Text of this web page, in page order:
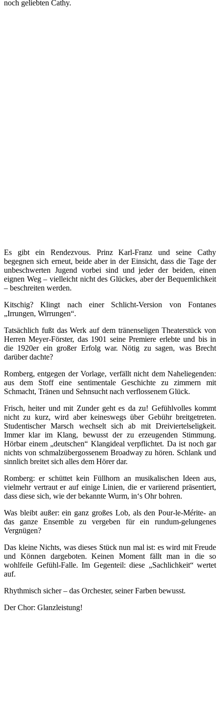
noch geliebten Cathy.
Es gibt ein Rendezvous. Prinz Karl-Franz und seine Cathy
begegnen sich erneut, beide aber in der Einsicht, dass die Tage der
unbeschwerten Jugend vorbei sind und jeder der beiden, einen
eignen Weg – vielleicht nicht des Glückes, aber der Bequemlichkeit
– beschreiten werden.
Kitschig? Klingt nach einer Schlicht-Version von Fontanes
„Irrungen, Wirrungen“.
Tatsächlich fußt das Werk auf dem tränenseligen Theaterstück von
Herren Meyer-Förster, das 1901 seine Premiere erlebte und bis in
die 1920er ein großer Erfolg war. Nötig zu sagen, was Brecht
darüber dachte?
Romberg, entgegen der Vorlage, verfällt nicht dem Naheliegenden:
aus dem Stoff eine sentimentale Geschichte zu zimmern mit
Schmacht, Tränen und Sehnsucht nach verflossenem Glück.
Frisch, heiter und mit Zunder geht es da zu! Gefühlvolles kommt
nicht zu kurz, wird aber keineswegs über Gebühr breitgetreten.
Studentischer Marsch wechselt sich ab mit Dreiviertelseligkeit.
Immer klar im Klang, bewusst der zu erzeugenden Stimmung.
Hörbar einem „deutschen“ Klangideal verpflichtet. Da ist noch gar
nichts von schmalzübergossenem Broadway zu hören. Schlank und
sinnlich breitet sich alles dem Hörer dar.
Romberg: er schüttet kein Füllhorn an musikalischen Ideen aus,
vielmehr vertraut er auf einige Linien, die er variierend präsentiert,
dass diese sich, wie der bekannte Wurm, in‘s Ohr bohren.
Was bleibt außer: ein ganz großes Lob, als den Pour-le-Mérite- an
das ganze Ensemble zu vergeben für ein rundum-gelungenes
Vergnügen?
Das kleine Nichts, was dieses Stück nun mal ist: es wird mit Freude
und Können dargeboten. Keinen Moment fällt man in die so
wohlfeile Gefühl-Falle. Im Gegenteil: diese „Sachlichkeit“ wertet
auf.
Rhythmisch sicher – das Orchester, seiner Farben bewusst.
Der Chor: Glanzleistung!